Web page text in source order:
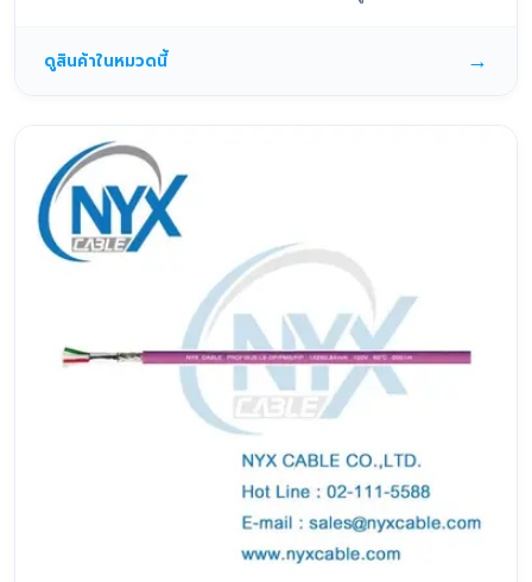
ดูสินค้าในหมวดนี้ →